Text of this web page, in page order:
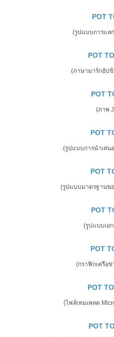
POT
(รูปแบบการแล
POT
(ภาษามาร์กอัปข้
POT
(ภาพ
POT
(รูปแบบการนำเสน
POT
(รูปแบบมาตรฐานข
POT
(รูปแบบเอ
POT
(กราฟิกเครือ
POT
(ไฟล์เทมเพลต
POT